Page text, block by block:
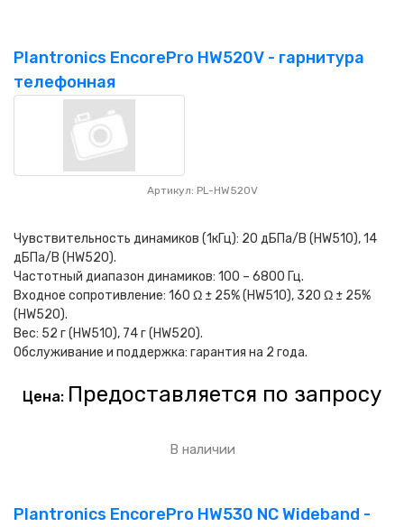
Plantronics EncorePro HW520V - гарнитура
телефонная
Артикул: PL-HW520V
Чувствительность динамиков (1кГц): 20 дБПа/В (HW510), 14
дБПа/В (HW520).
Частотный диапазон динамиков: 100 – 6800 Гц.
Входное сопротивление: 160 Ω ± 25% (HW510), 320 Ω ± 25%
(HW520).
Вес: 52 г (HW510), 74 г (HW520).
Обслуживание и поддержка: гарантия на 2 года.
Цена: Предоставляется по запросу
В наличии
Plantronics EncorePro HW530 NC Wideband -